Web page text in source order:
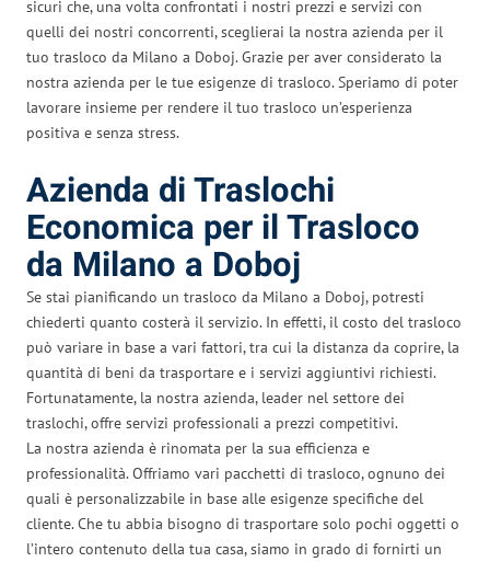
sicuri che, una volta confrontati i nostri prezzi e servizi con
quelli dei nostri concorrenti, sceglierai la nostra azienda per il
tuo trasloco da Milano a Doboj. Grazie per aver considerato la
nostra azienda per le tue esigenze di trasloco. Speriamo di poter
lavorare insieme per rendere il tuo trasloco un’esperienza
positiva e senza stress.
Azienda di Traslochi
Economica per il Trasloco
da Milano a Doboj
Se stai pianificando un trasloco da Milano a Doboj, potresti
chiederti quanto costerà il servizio. In effetti, il costo del trasloco
può variare in base a vari fattori, tra cui la distanza da coprire, la
quantità di beni da trasportare e i servizi aggiuntivi richiesti.
Fortunatamente, la nostra azienda, leader nel settore dei
traslochi, offre servizi professionali a prezzi competitivi.
La nostra azienda è rinomata per la sua efficienza e
professionalità. Offriamo vari pacchetti di trasloco, ognuno dei
quali è personalizzabile in base alle esigenze specifiche del
cliente. Che tu abbia bisogno di trasportare solo pochi oggetti o
l’intero contenuto della tua casa, siamo in grado di fornirti un